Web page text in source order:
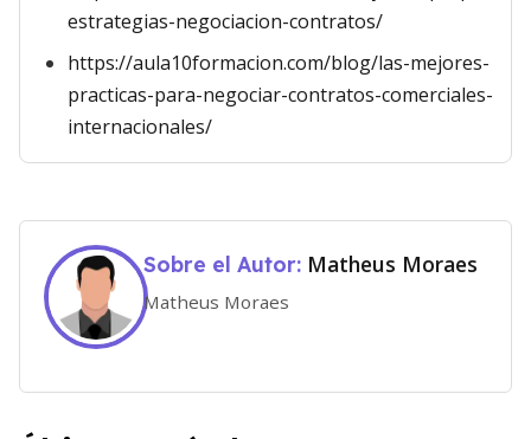
estrategias-negociacion-contratos/
https://aula10formacion.com/blog/las-mejores-
practicas-para-negociar-contratos-comerciales-
internacionales/
Sobre el Autor: Matheus Moraes
Matheus Moraes